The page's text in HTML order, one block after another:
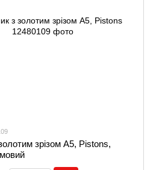
зрізом А5, Pistons,